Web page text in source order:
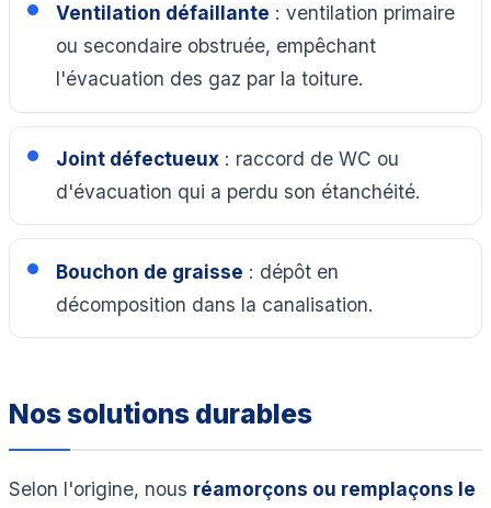
Ventilation défaillante : ventilation primaire
ou secondaire obstruée, empêchant
l'évacuation des gaz par la toiture.
Joint défectueux: raccord de WC ou
d'évacuation qui a perdu son étanchéité.
Bouchon de graisse : dépôt en
décomposition dans la canalisation.
Nos solutions durables
Selon l'origine, nous réamorçons ou remplaçons le